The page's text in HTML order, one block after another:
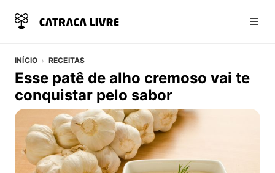
INÍCIO RECEITAS
Esse patê de alho cremoso vai te
conquistar pelo sabor